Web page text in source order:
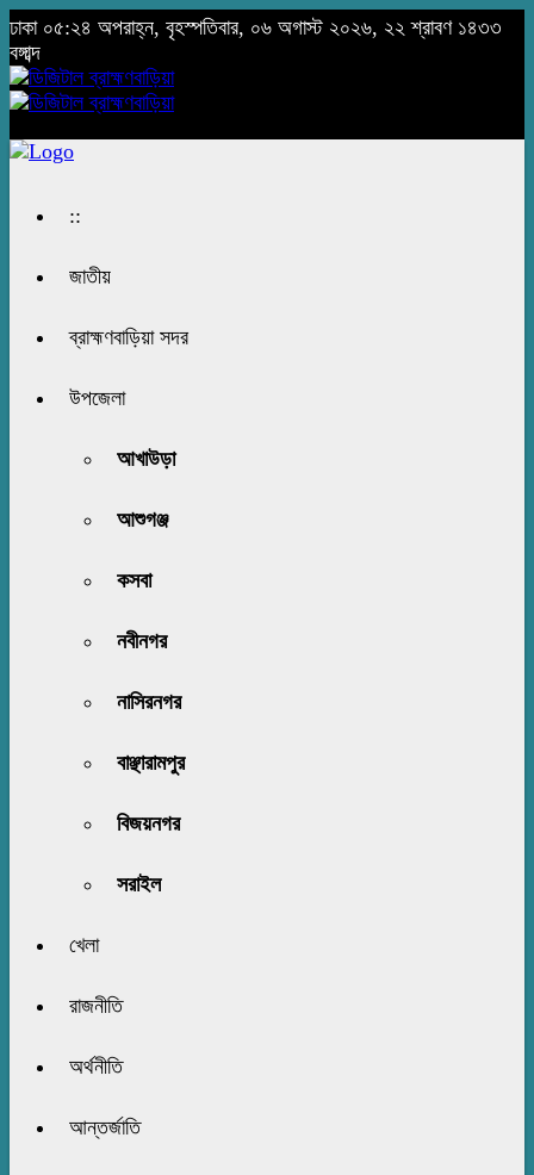
ঢাকা ০৫:২৪ অপরাহ্ন, বৃহস্পতিবার, ০৬ অগাস্ট ২০২৬, ২২ শ্রাবণ ১৪৩৩
বঙ্গাব্দ
::
জাতীয়
ব্রাহ্মণবাড়িয়া সদর
উপজেলা
আখাউড়া
আশুগঞ্জ
কসবা
নবীনগর
নাসিরনগর
বাঞ্ছারামপুর
বিজয়নগর
সরাইল
খেলা
রাজনীতি
অর্থনীতি
আন্তর্জাতি